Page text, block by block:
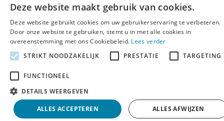
Deze website maakt gebruik van cookies.
Deze website gebruikt cookies om uw gebruikerservaring te verbeteren.
Door onze website te gebruiken, stemt u in met alle cookies in
overeenstemming met ons Cookiebeleid. Lees verder
STRIKT NOODZAKELIJK
PRESTATIE TARGETING
FUNCTIONEEL
DETAILS WEERGEVEN
ALLES ACCEPTEREN ALLES AFWIJZEN